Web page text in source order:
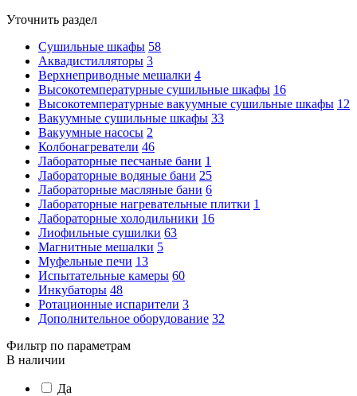
Уточнить раздел
Сушильные шкафы 58
Аквадистилляторы 3
Верхнеприводные мешалки 4
Высокотемпературные сушильные шкафы 16
Высокотемпературные вакуумные сушильные шкафы 12
Вакуумные сушильные шкафы 33
Вакуумные насосы 2
Колбонагреватели 46
Лабораторные песчаные бани 1
Лабораторные водяные бани 25
Лабораторные масляные бани 6
Лабораторные нагревательные плитки 1
Лабораторные холодильники 16
Лиофильные сушилки 63
Магнитные мешалки 5
Муфельные печи 13
Испытательные камеры 60
Инкубаторы 48
Ротационные испарители 3
Дополнительное оборудование 32
Фильтр по параметрам
В наличии
Да